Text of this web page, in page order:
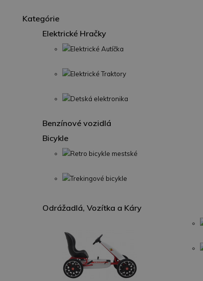
Kategórie
Elektrické Hračky
Elektrické Autíčka
Elektrické Traktory
Detská elektronika
Benzínové vozidlá
Bicykle
Retro bicykle mestské
Trekingové bicykle
Odrážadlá, Vozítka a Káry